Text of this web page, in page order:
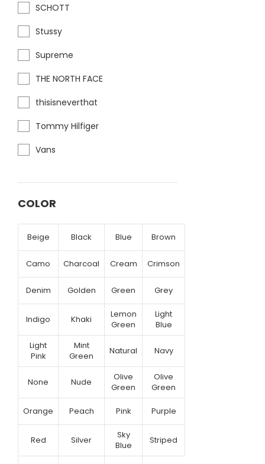
SCHOTT
Stussy
Supreme
THE NORTH FACE
thisisneverthat
Tommy Hilfiger
Vans
COLOR
Beige Black Blue Brown
Camo Charcoal Cream Crimson
Denim Golden Green Grey
Indigo Khaki
Lemon
Green
Light
Blue
Light
Pink
Mint
Green
Natural Navy
None Nude
Olive
Green
Olive
Green
Orange Peach Pink Purple
Red Silver
Sky
Blue
Striped